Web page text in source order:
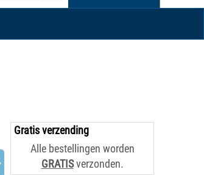
Gratis verzending
Alle bestellingen worden
GRATISverzonden.